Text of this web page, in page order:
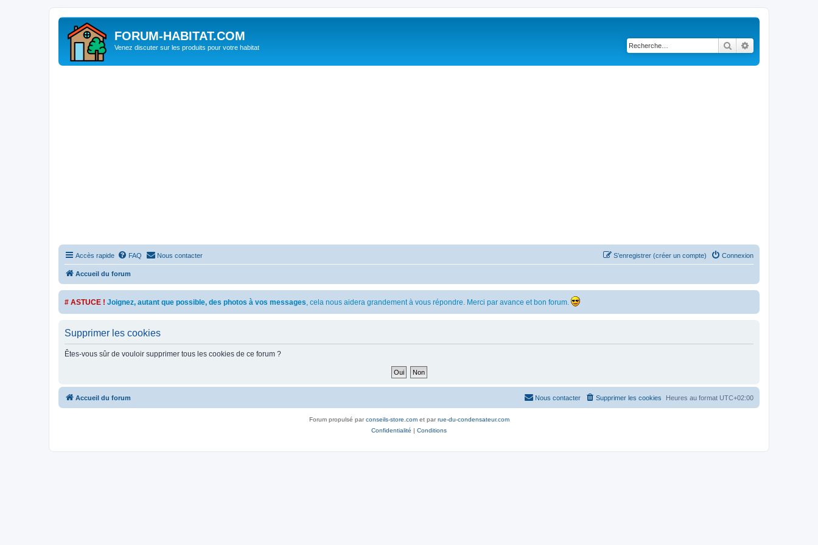
FORUM-HABITAT.COM
Venez discuter sur les produits pour votre habitat Rechercher
Accès rapide FAQ Nous contacter Connexion
S’enregistrer (créer un compte)
Accueil du forum
# ASTUCE ! Joignez, autant que possible, des photos à vos messages, cela nous aidera grandement à vous répondre. Merci par avance et bon forum.
Supprimer les cookies
Êtes-vous sûr de vouloir supprimer tous les cookies de ce forum ?
Accueil du forum Heures au format UTC+02:00
Supprimer les cookies
Nous contacter
Forum propulsé parconseils-store.comet parrue-du-condensateur.com
Confidentialité | Conditions